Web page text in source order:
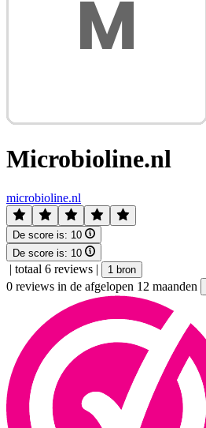
Microbioline.nl
microbioline.nl
De score is: 10
De score is: 10
| totaal 6 reviews | 1 bron
0 reviews in de afgelopen 12 maanden